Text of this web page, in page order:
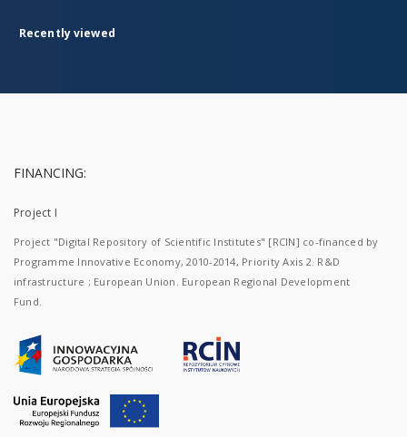
Recently viewed
FINANCING:
Project I
Project "Digital Repository of Scientific Institutes" [RCIN] co-financed by
Programme Innovative Economy, 2010-2014, Priority Axis 2. R&D
infrastructure ; European Union. European Regional Development
Fund.